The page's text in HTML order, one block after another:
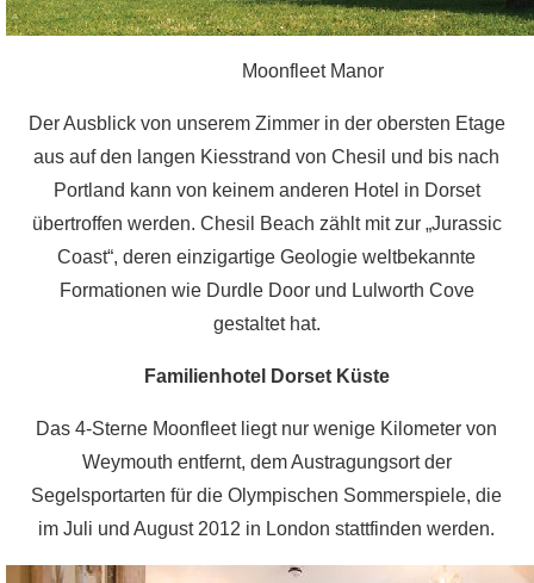
Moonfleet Manor
Der Ausblick von unserem Zimmer in der obersten Etage
aus auf den langen Kiesstrand von Chesil und bis nach
Portland kann von keinem anderen Hotel in Dorset
übertroffen werden. Chesil Beach zählt mit zur „Jurassic
Coast“, deren einzigartige Geologie weltbekannte
Formationen wie Durdle Door und Lulworth Cove
gestaltet hat.
Familienhotel Dorset Küste
Das 4-Sterne Moonfleet liegt nur wenige Kilometer von
Weymouth entfernt, dem Austragungsort der
Segelsportarten für die Olympischen Sommerspiele, die
im Juli und August 2012 in London stattfinden werden.